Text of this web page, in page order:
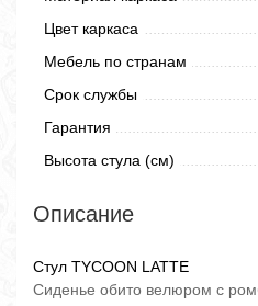
Цвет каркаса
Мебель по странам
Срок службы
Гарантия
Высота стула (см)
Описание
Стул TYCOON LATTE
Сиденье обито велюром с